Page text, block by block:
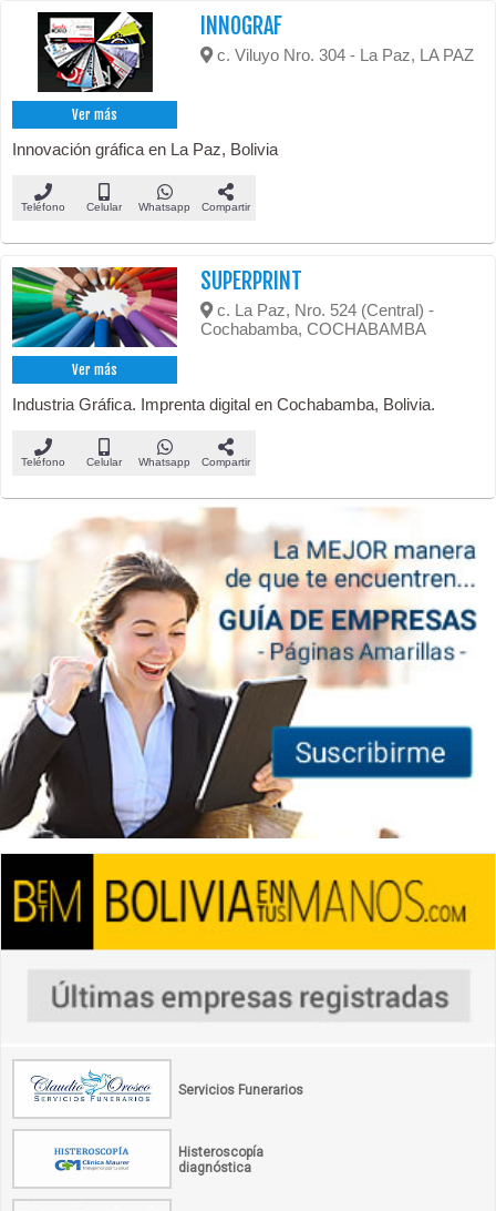
Ver más
INNOGRAF
c. Viluyo Nro. 304 - La Paz, LA PAZ
Innovación gráfica en La Paz, Bolivia
Teléfono Celular Whatsapp Compartir
Ver más
SUPERPRINT
c. La Paz, Nro. 524 (Central) -
Cochabamba, COCHABAMBA
Industria Gráfica. Imprenta digital en Cochabamba, Bolivia.
Teléfono Celular Whatsapp Compartir
Servicios Funerarios
Histeroscopía
diagnóstica